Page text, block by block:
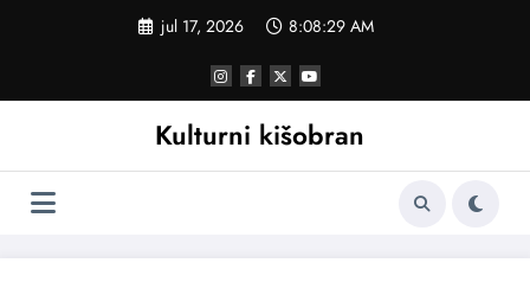
jul 17, 2026 8:08:30 AM
Kulturni kišobran